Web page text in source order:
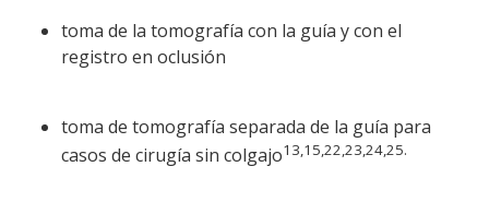
toma de la tomografía con la guía y con el
registro en oclusión
toma de tomografía separada de la guía para
casos de cirugía sin colgajo13,15,22,23,24,25.